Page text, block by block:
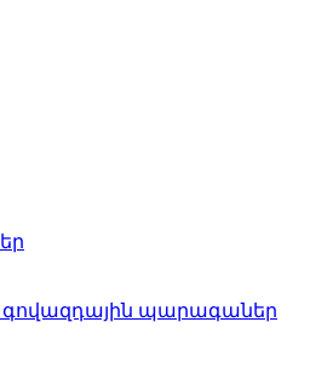
գովազդային պարագաներ